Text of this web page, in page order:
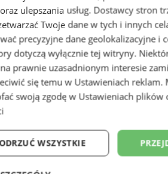
kryminalne w Wodzisławiu
stron www - Wodzisław
ulepszania usług. Dostawcy stron
Twoje dane w tych i innych
precyzyjne dane geolokalizacyjne i
dotyczą wyłącznie tej witryny.
prawnie uzasadnionym interesie
się temu w Ustawieniach reklam.
swoją zgodę w Ustawieniach plików
ODRZUĆ WSZYSTKIE